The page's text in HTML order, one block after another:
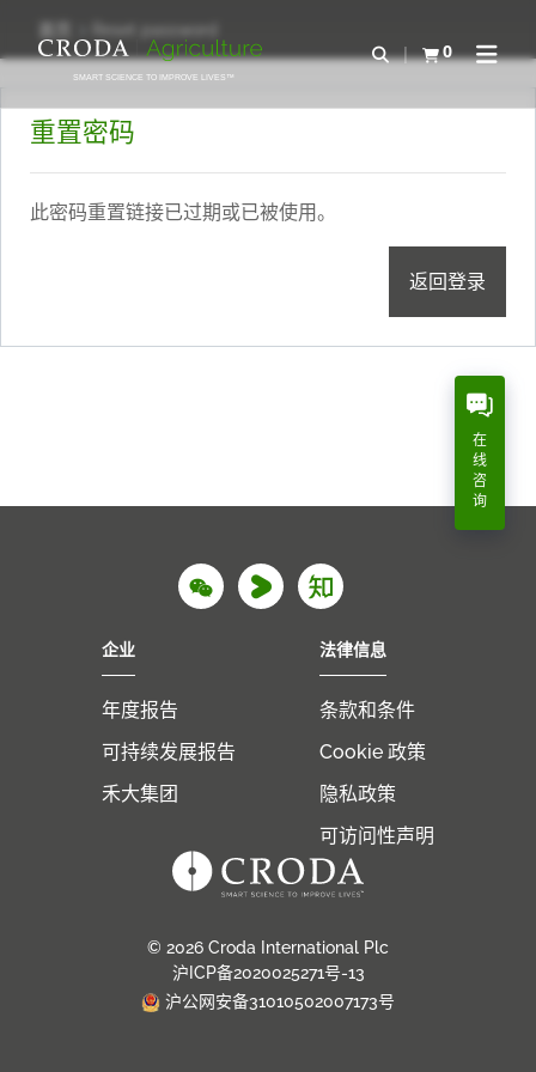
CONTENTSMART SCIENCE TO IMPROVE LIVES™
Open Search
0
查看购物车Open
重置密码
此密码重置链接已过期或已被使用。
返回登录
WechatYoukuZhihu
企业
年度报告
可持续发展报告
禾大集团
法律信息
条款和条件
Cookie 政策
隐私政策
可访问性声明
© 2026 Croda International Plc
沪ICP备2020025271号-13
沪公网安备31010502007173号
在
线
咨
询